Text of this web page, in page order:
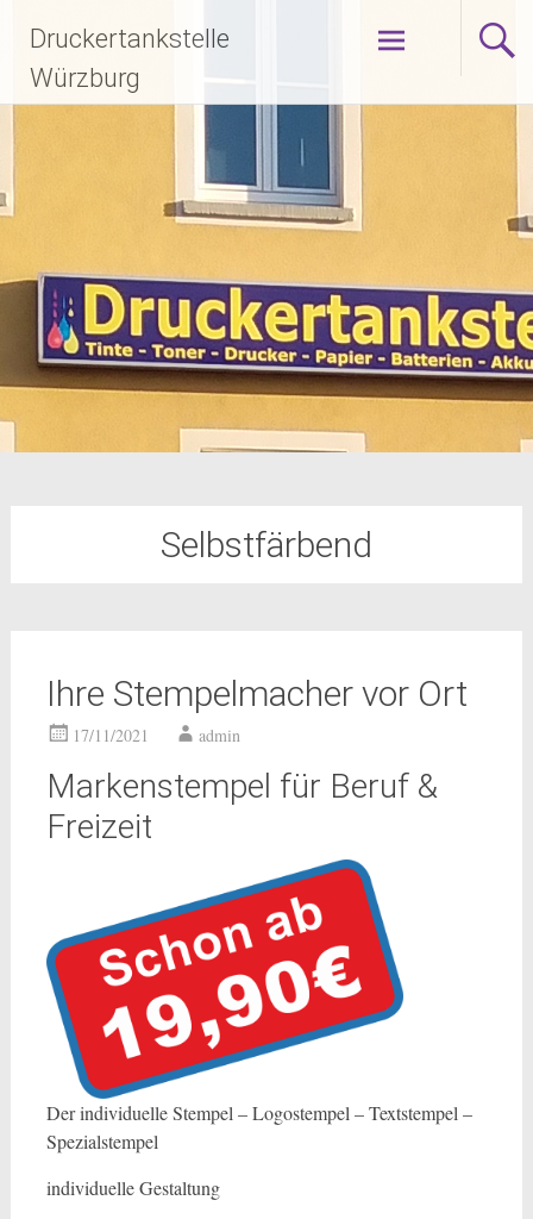
Inhalt
springen
Druckertankstelle
Würzburg
Selbstfärbend
Ihre Stempelmacher vor Ort
17/11/2021 admin
Markenstempel für Beruf &
Freizeit
Der individuelle Stempel – Logostempel – Textstempel –
Spezialstempel
individuelle Gestaltung